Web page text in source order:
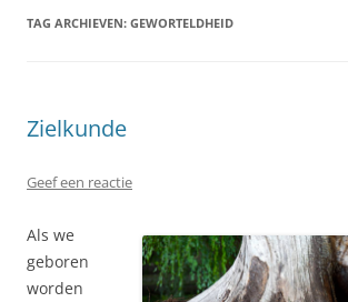
TAG ARCHIEVEN: GEWORTELDHEID
Zielkunde
Geef een reactie
Als we
geboren
worden